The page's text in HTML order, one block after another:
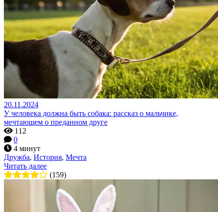
20.11.2024
У человека должна быть собака: рассказ о мальчике,
мечтающем о преданном друге
112
0
4 минут
Дружба, История, Мечта
Читать далее
(159)